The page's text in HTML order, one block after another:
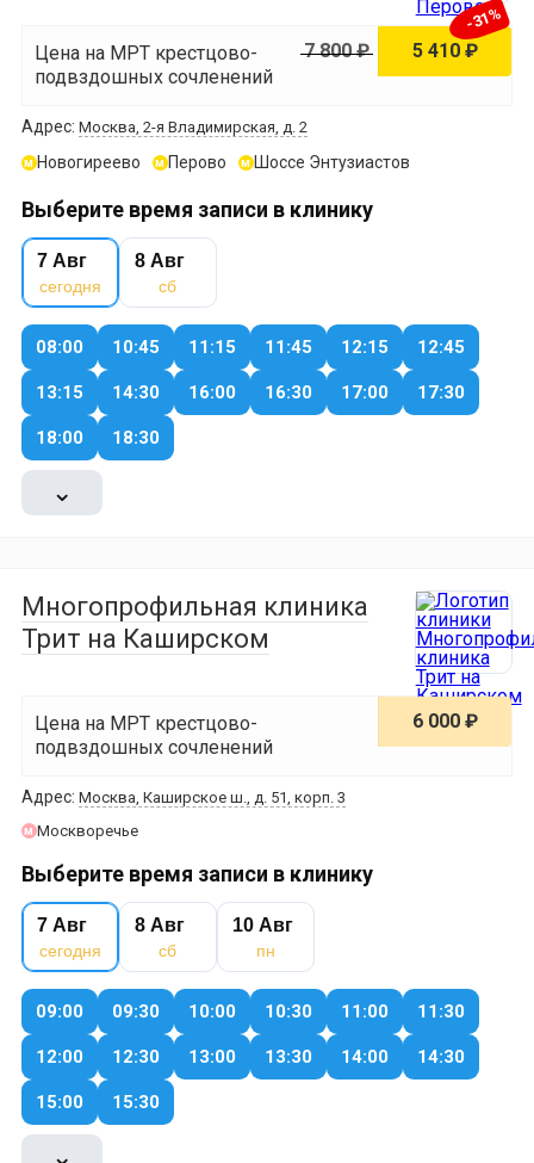
Цена на МРТ крестцово-
подвздошных сочленений
5 410 ₽
7 800 ₽
-31%
Адрес: Москва, 2-я Владимирская, д. 2
м Новогиреево м Перово м Шоссе Энтузиастов
Выберите время записи в клинику
7 Авг
сегодня
8 Авг
сб
08:00 10:45 11:15 11:45 12:15 12:45
13:15 14:30 16:00 16:30 17:00 17:30
18:00 18:30
⌄
Многопрофильная клиника
Трит на Каширском
Цена на МРТ крестцово-
подвздошных сочленений
6 000 ₽
Адрес: Москва, Каширское ш., д. 51, корп. 3
м Москворечье
Выберите время записи в клинику
7 Авг
сегодня
8 Авг
сб
10 Авг
пн
09:00 09:30 10:00 10:30 11:00 11:30
12:00 12:30 13:00 13:30 14:00 14:30
15:00 15:30
⌄